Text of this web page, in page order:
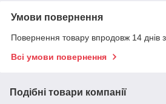
Умови повернення
Повернення товару впродовж 14 днів
Всі умови повернення
Подібні товари компанії